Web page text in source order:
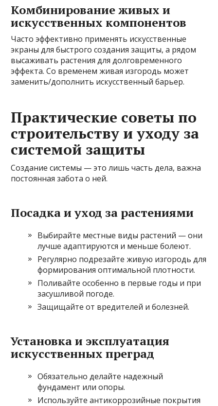
Комбинирование живых и
искусственных компонентов
Часто эффективно применять искусственные
экраны для быстрого создания защиты, а рядом
высаживать растения для долговременного
эффекта. Со временем живая изгородь может
заменить/дополнить искусственный барьер.
Практические советы по
строительству и уходу за
системой защиты
Создание системы — это лишь часть дела, важна
постоянная забота о ней.
Посадка и уход за растениями
Выбирайте местные виды растений — они
лучше адаптируются и меньше болеют.
Регулярно подрезайте живую изгородь для
формирования оптимальной плотности.
Поливайте особенно в первые годы и при
засушливой погоде.
Защищайте от вредителей и болезней.
Установка и эксплуатация
искусственных преград
Обязательно делайте надежный
фундамент или опоры.
Используйте антикоррозийные покрытия